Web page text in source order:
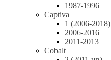
1987-1996
Captiva
1 (2006-2018)
2006-2016
2011-2013
Cobalt